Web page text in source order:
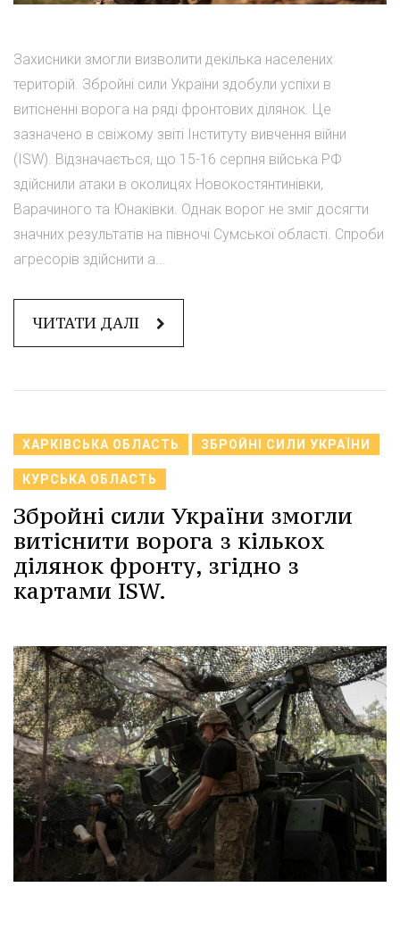
Захисники змогли визволити декілька населених
територій. Збройні сили України здобули успіхи в
витісненні ворога на ряді фронтових ділянок. Це
зазначено в свіжому звіті Інституту вивчення війни
(ISW). Відзначається, що 15-16 серпня війська РФ
здійснили атаки в околицях Новокостянтинівки,
Варачиного та Юнаківки. Однак ворог не зміг досягти
значних результатів на півночі Сумської області. Спроби
агресорів здійснити а...
ЧИТАТИ ДАЛІ
ХАРКІВСЬКА ОБЛАСТЬ ЗБРОЙНІ СИЛИ УКРАЇНИ
КУРСЬКА ОБЛАСТЬ
Збройні сили України змогли
витіснити ворога з кількох
ділянок фронту, згідно з
картами ISW.